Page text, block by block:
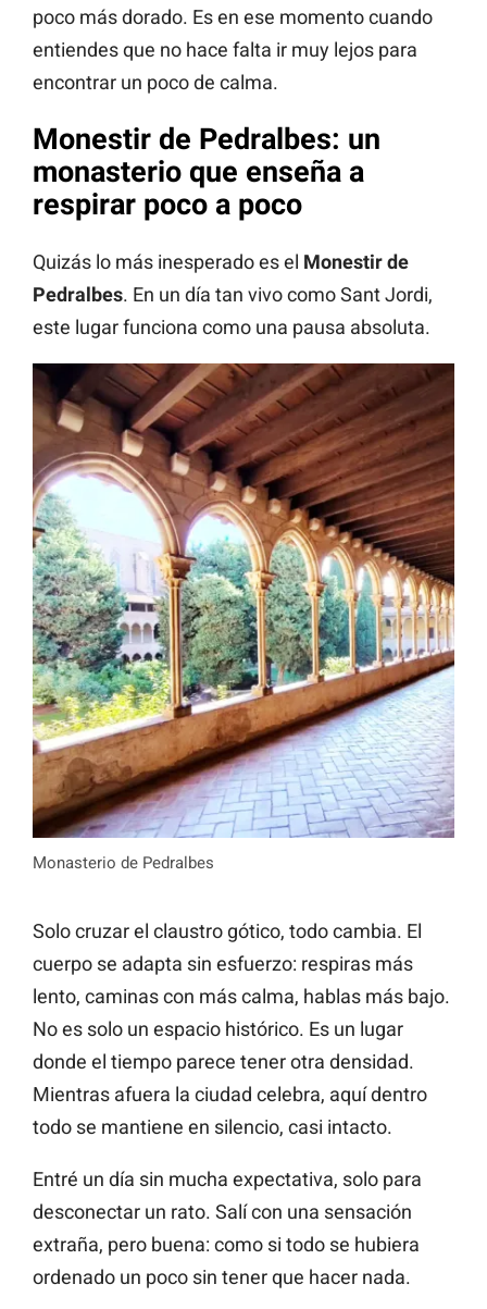
poco más dorado. Es en ese momento cuando
entiendes que no hace falta ir muy lejos para
encontrar un poco de calma.
Monestir de Pedralbes: un
monasterio que enseña a
respirar poco a poco
Quizás lo más inesperado es el Monestir de
Pedralbes. En un día tan vivo como Sant Jordi,
este lugar funciona como una pausa absoluta.
Monasterio de Pedralbes
Solo cruzar el claustro gótico, todo cambia. El
cuerpo se adapta sin esfuerzo: respiras más
lento, caminas con más calma, hablas más bajo.
No es solo un espacio histórico. Es un lugar
donde el tiempo parece tener otra densidad.
Mientras afuera la ciudad celebra, aquí dentro
todo se mantiene en silencio, casi intacto.
Entré un día sin mucha expectativa, solo para
desconectar un rato. Salí con una sensación
extraña, pero buena: como si todo se hubiera
ordenado un poco sin tener que hacer nada.